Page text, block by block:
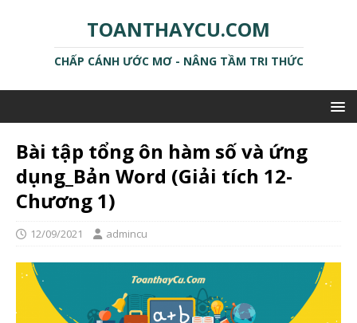
TOANTHAYCU.COM
CHẤP CÁNH ƯỚC MƠ - NÂNG TẦM TRI THỨC
Bài tập tổng ôn hàm số và ứng
dụng_Bản Word (Giải tích 12-
Chương 1)
12/09/2021 admincu